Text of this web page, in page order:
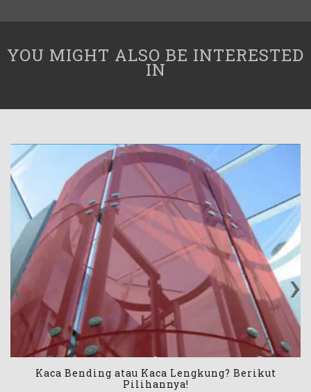
YOU MIGHT ALSO BE INTERESTED
IN
Kaca Bending atau Kaca Lengkung? Berikut
Pilihannya!
‹ ›